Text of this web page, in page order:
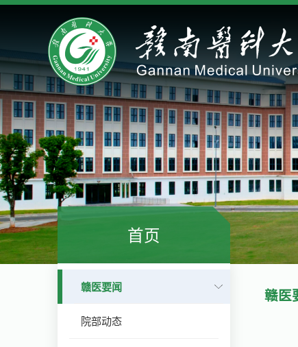
首页
赣医要闻
院部动态
赣医